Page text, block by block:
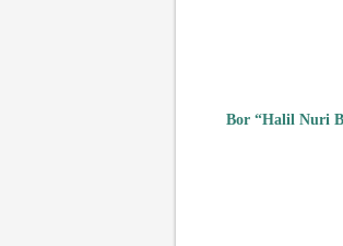
Bor “Halil Nuri